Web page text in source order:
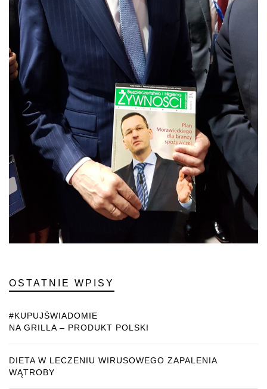
OSTATNIE WPISY
#KUPUJŚWIADOMIE
NA GRILLA – PRODUKT POLSKI
DIETA W LECZENIU WIRUSOWEGO ZAPALENIA
WĄTROBY